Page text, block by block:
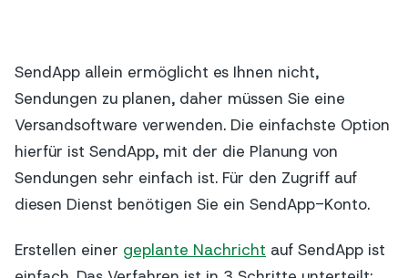
SendApp allein ermöglicht es Ihnen nicht,
Sendungen zu planen, daher müssen Sie eine
Versandsoftware verwenden. Die einfachste Option
hierfür ist SendApp, mit der die Planung von
Sendungen sehr einfach ist. Für den Zugriff auf
diesen Dienst benötigen Sie ein SendApp-Konto.
Erstellen einer geplante Nachricht auf SendApp ist